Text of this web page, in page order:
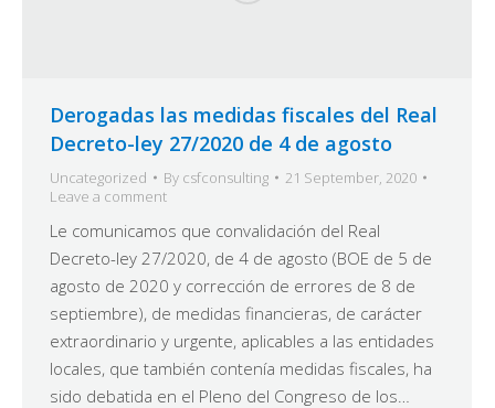
Derogadas las medidas fiscales del Real
Decreto-ley 27/2020 de 4 de agosto
Uncategorized By csfconsulting
21 September, 2020
Leave a comment
Le comunicamos que convalidación del Real
Decreto-ley 27/2020, de 4 de agosto (BOE de 5 de
agosto de 2020 y corrección de errores de 8 de
septiembre), de medidas financieras, de carácter
extraordinario y urgente, aplicables a las entidades
locales, que también contenía medidas fiscales, ha
sido debatida en el Pleno del Congreso de los…